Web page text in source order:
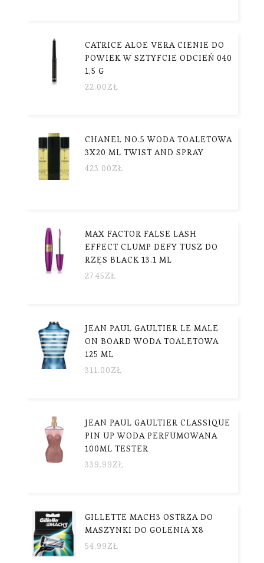
CATRICE ALOE VERA CIENIE DO
POWIEK W SZTYFCIE ODCIEŃ 040
1,5 G
22.00ZŁ
CHANEL NO.5 WODA TOALETOWA
3X20 ML TWIST AND SPRAY
423.00ZŁ
MAX FACTOR FALSE LASH
EFFECT CLUMP DEFY TUSZ DO
RZĘS BLACK 13.1 ML
27.45ZŁ
JEAN PAUL GAULTIER LE MALE
ON BOARD WODA TOALETOWA
125 ML
311.00ZŁ
JEAN PAUL GAULTIER CLASSIQUE
PIN UP WODA PERFUMOWANA
100ML TESTER
339.99ZŁ
GILLETTE MACH3 OSTRZA DO
MASZYNKI DO GOLENIA X8
54.99ZŁ